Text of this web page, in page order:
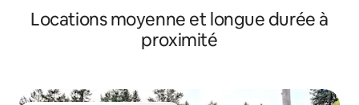
Locations moyenne et longue durée à
proximité